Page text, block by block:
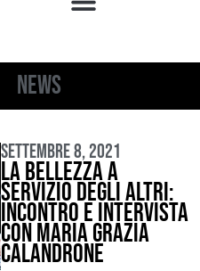
News
Settembre 8, 2021
La bellezza a
servizio degli altri:
incontro e intervista
con Maria Grazia
Calandrone